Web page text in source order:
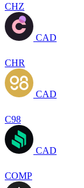
CHZ
CAD
CHR
CAD
C98
CAD
COMP